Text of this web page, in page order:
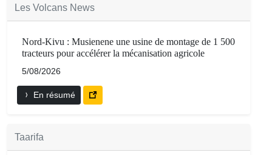
Les Volcans News
Nord-Kivu : Musienene une usine de montage de 1 500
tracteurs pour accélérer la mécanisation agricole
5/08/2026
En résumé
Taarifa